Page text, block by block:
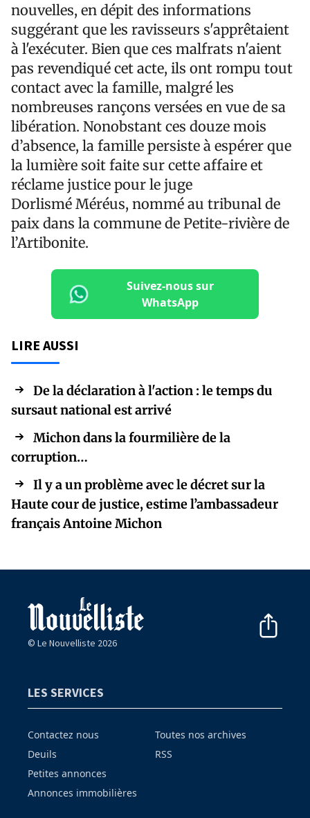
nouvelles, en dépit des informations
suggérant que les ravisseurs s'apprêtaient
à l'exécuter. Bien que ces malfrats n'aient
pas revendiqué cet acte, ils ont rompu tout
contact avec la famille, malgré les
nombreuses rançons versées en vue de sa
libération. Nonobstant ces douze mois
d’absence, la famille persiste à espérer que
la lumière soit faite sur cette affaire et
réclame justice pour le juge
Dorlismé Méréus, nommé au tribunal de
paix dans la commune de Petite-rivière de
l’Artibonite.
Suivez-nous sur
WhatsApp
LIRE AUSSI
De la déclaration à l'action : le temps du
sursaut national est arrivé
Michon dans la fourmilière de la
corruption…
Il y a un problème avec le décret sur la
Haute cour de justice, estime l’ambassadeur
français Antoine Michon
© Le Nouvelliste 2026
LES SERVICES
Contactez nous
Deuils
Petites annonces
Annonces immobilières
Toutes nos archives
RSS